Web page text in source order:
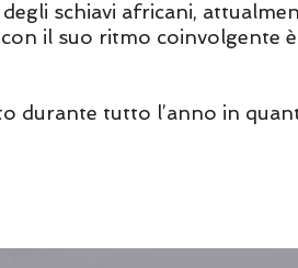
schiavi africani,
il suo ritmo coinvolgente
durante tutto l’anno in